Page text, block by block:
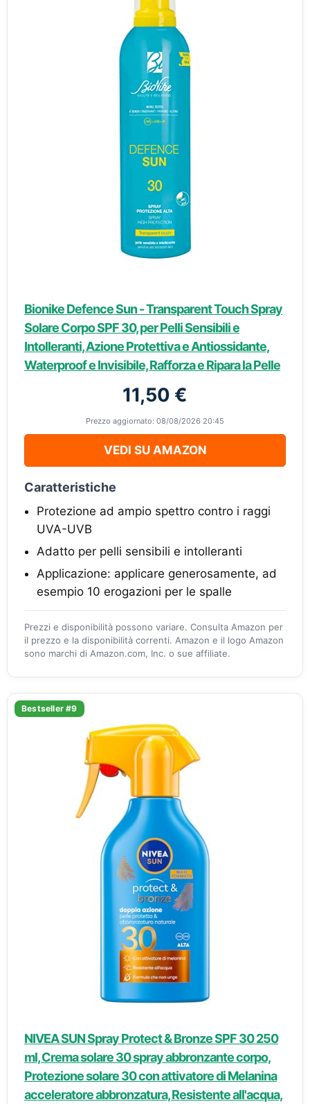
Bionike Defence Sun - Transparent Touch Spray
Solare Corpo SPF 30, per Pelli Sensibili e
Intolleranti, Azione Protettiva e Antiossidante,
Waterproof e Invisibile, Rafforza e Ripara la Pelle
11,50 €
Prezzo aggiornato: 08/08/2026 20:45
VEDI SU AMAZON
Caratteristiche
Protezione ad ampio spettro contro i raggi
UVA-UVB
Adatto per pelli sensibili e intolleranti
Applicazione: applicare generosamente, ad
esempio 10 erogazioni per le spalle
Prezzi e disponibilità possono variare. Consulta Amazon per
il prezzo e la disponibilità correnti. Amazon e il logo Amazon
sono marchi di Amazon.com, Inc. o sue affiliate.
Bestseller #9
NIVEA SUN Spray Protect & Bronze SPF 30 250
ml, Crema solare 30 spray abbronzante corpo,
Protezione solare 30 con attivatore di Melanina
acceleratore abbronzatura, Resistente all'acqua,